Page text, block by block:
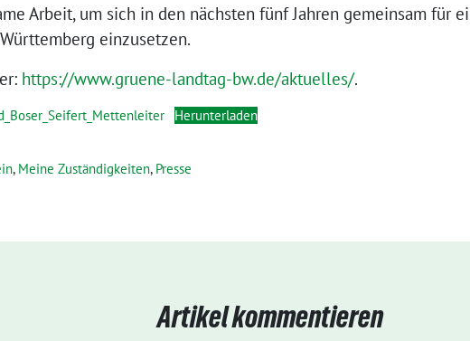
Arbeit, um sich in den nächsten fünf Jahren gemeinsam für
einzusetzen.
https://www.gruene-landtag-bw.de/aktuelles/.
Herunterladen
, Meine Zuständigkeiten, Presse
Artikel kommentieren